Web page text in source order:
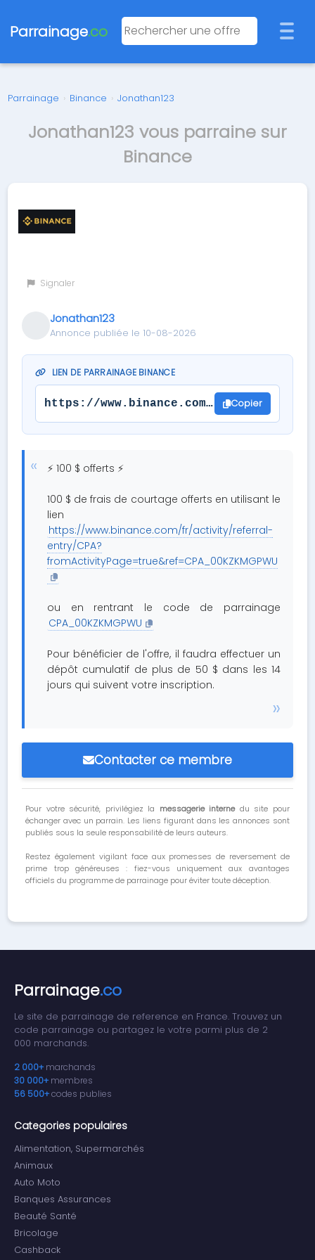
Parrainage.co
Parrainage › Binance › Jonathan123
Jonathan123 vous parraine sur
Binance
Signaler
Jonathan123
Annonce publiée le 10-08-2026
LIEN DE PARRAINAGE BINANCE
https://www.binance.com/fr/activity/
Copier
⚡ 100 $ offerts ⚡
100 $ de frais de courtage offerts en utilisant le
lien
https://www.binance.com/fr/activity/referral-
entry/CPA?
fromActivityPage=true&ref=CPA_00KZKMGPWU
ou en rentrant le code de parrainage
CPA_00KZKMGPWU
Pour bénéficier de l'offre, il faudra effectuer un
dépôt cumulatif de plus de 50 $ dans les 14
jours qui suivent votre inscription.
Contacter ce membre
Pour votre sécurité, privilégiez la messagerie internedu site pour
échanger avec un parrain. Les liens figurant dans les annonces sont
publiés sous la seule responsabilité de leurs auteurs.
Restez également vigilant face aux promesses de reversement de
prime trop généreuses : fiez-vous uniquement aux avantages
officiels du programme de parrainage pour éviter toute déception.
Parrainage.co
Le site de parrainage de reference en France. Trouvez un
code parrainage ou partagez le votre parmi plus de 2
000 marchands.
2 000+ marchands
30 000+ membres
56 500+codes publies
Categories populaires
Alimentation, Supermarchés
Animaux
Auto Moto
Banques Assurances
Beauté Santé
Bricolage
Cashback